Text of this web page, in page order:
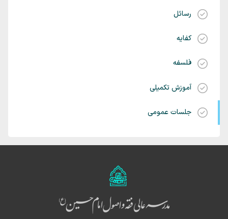
رسائل
کفایه
فلسفه
آموزش تکمیلی
جلسات عمومی